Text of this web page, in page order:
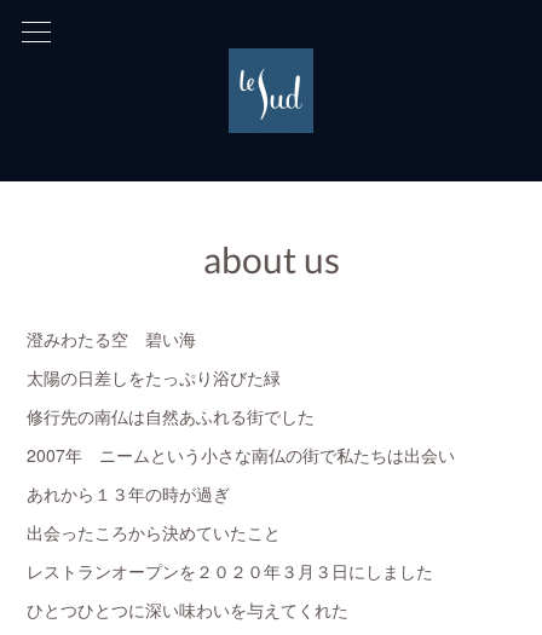
about us
澄みわたる空 碧い海
太陽の日差しをたっぷり浴びた緑
修行先の南仏は自然あふれる街でした
2007年 ニームという小さな南仏の街で私たちは出会い
あれから１３年の時が過ぎ
出会ったころから決めていたこと
レストランオープンを２０２０年３月３日にしました
ひとつひとつに深い味わいを与えてくれた